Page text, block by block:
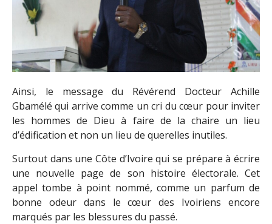
Ainsi, le message du Révérend Docteur Achille
Gbamélé qui arrive comme un cri du cœur pour inviter
les hommes de Dieu à faire de la chaire un lieu
d’édification et non un lieu de querelles inutiles.
Surtout dans une Côte d’Ivoire qui se prépare à écrire
une nouvelle page de son histoire électorale. Cet
appel tombe à point nommé, comme un parfum de
bonne odeur dans le cœur des Ivoiriens encore
marqués par les blessures du passé.